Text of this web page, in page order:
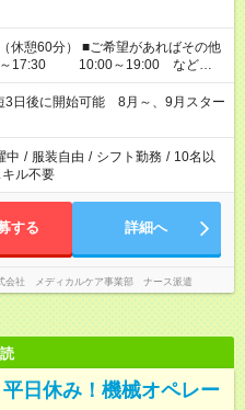
希望があればその他
～17:30 10:00～19:00 など
」 「できれば残業はしたくない」
お仕事をご紹介します！ ※Wワ
仕事で希望する勤務時間と、もう1つ
で週40時間を超える場合は応募でき
日後に開始可能 8月～、9月スター
中 / 服装自由 / シフト勤務 / 10名以
ル不要
する 詳細へ
会社 メディカルケア事業部 ナース派遣
日休み！機械オペレー